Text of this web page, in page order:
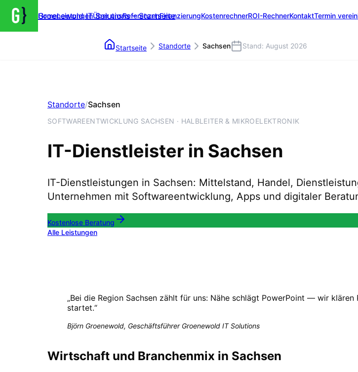
Groenewold IT Solutions – Startseite
HomeLeistungenÜber unsReferenzenFinanzierungKostenrechnerROI-RechnerKontaktTermin
Startseite Standorte Sachsen Stand: August 2026
Standorte/Sachsen
SOFTWAREENTWICKLUNG SACHSEN · HALBLEITER & MIKROELEKTRONIK
IT-Dienstleister in Sachsen
IT-Dienstleistungen in Sachsen: Mittelstand, Handel,
Unternehmen mit Softwareentwicklung, Apps und digitaler
Kostenlose Beratung
Alle Leistungen
„Bei die Region Sachsen zählt für uns: Nähe schlägt PowerPoint — wir
startet.“
Björn Groenewold, Geschäftsführer Groenewold IT Solutions
Wirtschaft und Branchenmix in Sachsen